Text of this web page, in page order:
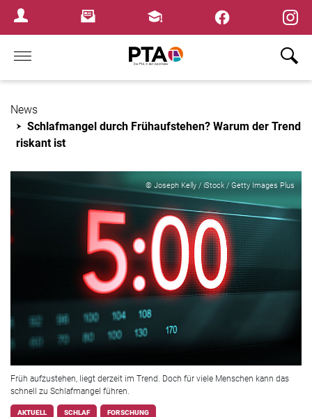
Login MenuNewsletterFortbildungen
Home
News
Schlafmangel durch Frühaufstehen? Warum der Trend
riskant ist
© Joseph Kelly / iStock / Getty Images Plus
Früh aufzustehen, liegt derzeit im Trend. Doch für viele Menschen kann das
schnell zu Schlafmangel führen.
AKTUELL SCHLAF FORSCHUNG
×